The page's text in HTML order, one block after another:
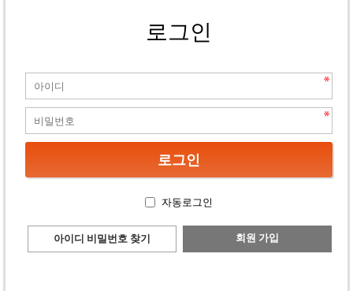
로그인
자동로그인
아이디 비밀번호 찾기 회원 가입